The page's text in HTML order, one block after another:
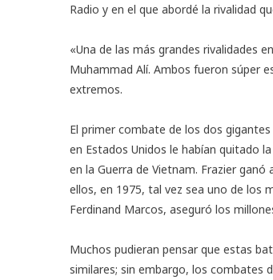
Radio y en el que abordé la rivalidad
«Una de las más grandes rivalidades
Muhammad Alí. Ambos fueron súper
extremos.
El primer combate de los dos
en Estados Unidos le habían quitado
en la Guerra de Vietnam. Frazier
ellos, en 1975, tal vez sea uno de los
Ferdinand Marcos, aseguró los
Muchos pudieran pensar que estas
similares; sin embargo, los combates